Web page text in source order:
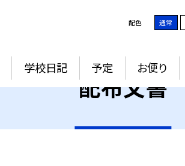
配色 通常
学校日記 予定 お便り
配布文書